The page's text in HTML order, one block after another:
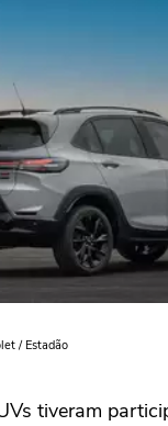
/ Estadão
tiveram